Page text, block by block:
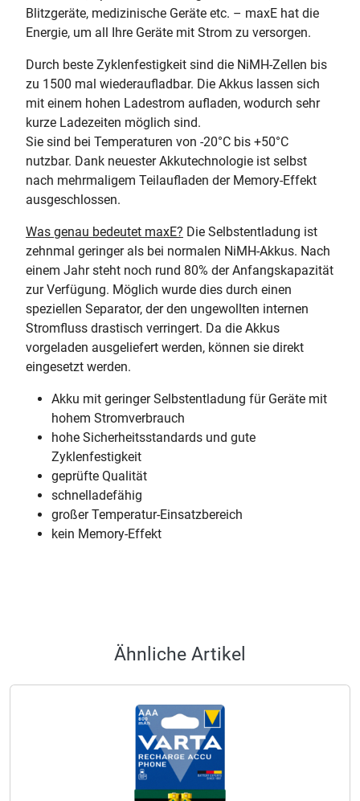
Blitzgeräte, medizinische Geräte etc. – maxE hat die
Energie, um all Ihre Geräte mit Strom zu versorgen.
Durch beste Zyklenfestigkeit sind die NiMH-Zellen bis
zu 1500 mal wiederaufladbar. Die Akkus lassen sich
mit einem hohen Ladestrom aufladen, wodurch sehr
kurze Ladezeiten möglich sind.
Sie sind bei Temperaturen von -20°C bis +50°C
nutzbar. Dank neuester Akkutechnologie ist selbst
nach mehrmaligem Teilaufladen der Memory-Effekt
ausgeschlossen.
Was genau bedeutet maxE? Die Selbstentladung ist
zehnmal geringer als bei normalen NiMH-Akkus. Nach
einem Jahr steht noch rund 80% der Anfangskapazität
zur Verfügung. Möglich wurde dies durch einen
speziellen Separator, der den ungewollten internen
Stromfluss drastisch verringert. Da die Akkus
vorgeladen ausgeliefert werden, können sie direkt
eingesetzt werden.
Akku mit geringer Selbstentladung für Geräte mit
hohem Stromverbrauch
hohe Sicherheitsstandards und gute
Zyklenfestigkeit
geprüfte Qualität
schnelladefähig
großer Temperatur-Einsatzbereich
kein Memory-Effekt
Ähnliche Artikel